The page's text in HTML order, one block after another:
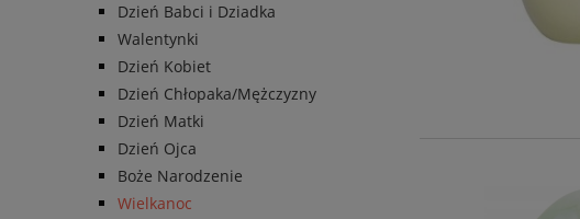
Dzień Babci i Dziadka
Walentynki
Dzień Kobiet
Dzień Chłopaka/Mężczyzny
Dzień Matki
Dzień Ojca
Boże Narodzenie
Wielkanoc